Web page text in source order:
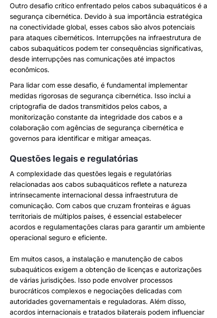
Outro desafio crítico enfrentado pelos cabos subaquáticos é a
segurança cibernética. Devido à sua importância estratégica
na conectividade global, esses cabos são alvos potenciais
para ataques cibernéticos. Interrupções na infraestrutura de
cabos subaquáticos podem ter consequências significativas,
desde interrupções nas comunicações até impactos
econômicos.
Para lidar com esse desafio, é fundamental implementar
medidas rigorosas de segurança cibernética. Isso inclui a
criptografia de dados transmitidos pelos cabos, a
monitorização constante da integridade dos cabos e a
colaboração com agências de segurança cibernética e
governos para identificar e mitigar ameaças.
Questões legais e regulatórias
A complexidade das questões legais e regulatórias
relacionadas aos cabos subaquáticos reflete a natureza
intrinsecamente internacional dessa infraestrutura de
comunicação. Com cabos que cruzam fronteiras e águas
territoriais de múltiplos países, é essencial estabelecer
acordos e regulamentações claras para garantir um ambiente
operacional seguro e eficiente.
Em muitos casos, a instalação e manutenção de cabos
subaquáticos exigem a obtenção de licenças e autorizações
de várias jurisdições. Isso pode envolver processos
burocráticos complexos e negociações delicadas com
autoridades governamentais e reguladoras. Além disso,
acordos internacionais e tratados bilaterais podem influenciar